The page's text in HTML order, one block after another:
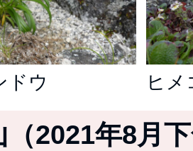
ドウ ヒ
（2021年8月